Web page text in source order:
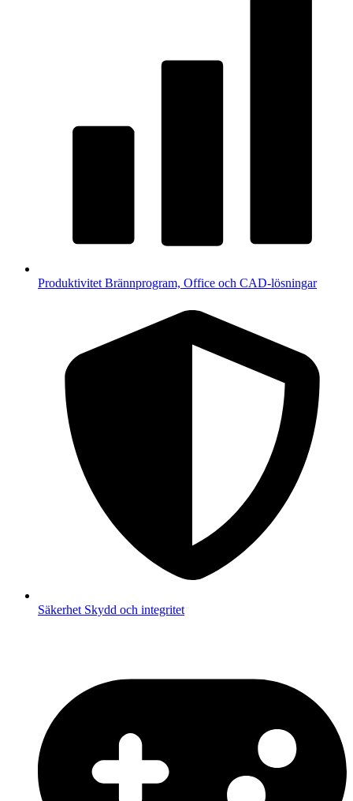
Produktivitet Brännprogram, Office och CAD-lösningar
Säkerhet Skydd och integritet